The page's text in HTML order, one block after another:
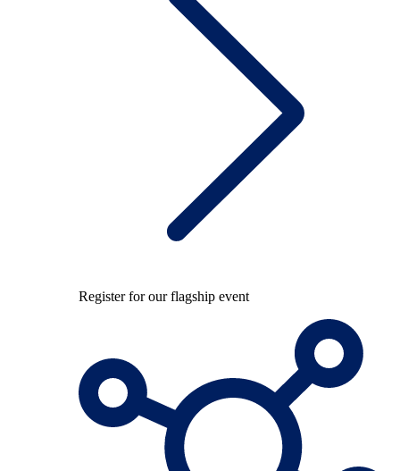
Register for our flagship event